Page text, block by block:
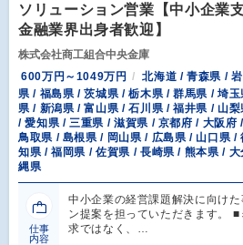
ソリューション営業【中小企業
金融業界出身者歓迎】
株式会社商工組合中央金庫
600万円～1049万円
北海道 / 青森県 /
県 / 福島県 / 茨城県 / 栃木県 / 群馬県 / 埼
県 / 新潟県 / 富山県 / 石川県 / 福井県 / 山
/ 愛知県 / 三重県 / 滋賀県 / 京都府 / 大阪府
鳥取県 / 島根県 / 岡山県 / 広島県 / 山口県 /
知県 / 福岡県 / 佐賀県 / 長崎県 / 熊本県 /
縄県
仕事
内容
中小企業の経営課題解決に向け
ン提案を担っていただきます。
求ではなく、…